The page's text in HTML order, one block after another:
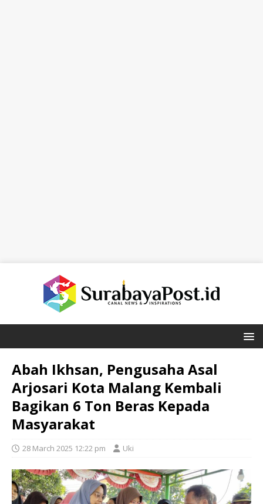
Abah Ikhsan, Pengusaha Asal
Arjosari Kota Malang Kembali
Bagikan 6 Ton Beras Kepada
Masyarakat
28 March 2025 12:22 pm Uki